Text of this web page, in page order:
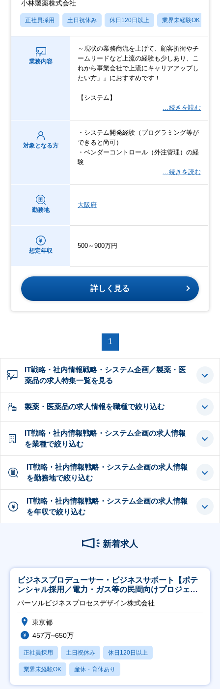
小林製薬株式会社
正社員採用 土日祝休み 休日120日以上 業界未経験OK
業務内容
～現状の業務商流を上げて、顧客折衝やチ
ームリードなど上流の経験も少しあり、こ
れから事業会社で上流にキャリアアップし
たい方」』におすすめです！
【システム】
…続きを読む
対象となる方
・システム開発経験（プログラミング等が
できると尚可）
・ベンダーコントロール（外注管理）の経
験
…続きを読む
勤務地
大阪府
想定年収
500～900万円
詳しく見る
1
IT戦略・社内情報戦略・システム企画／製薬・医
薬品の求人特集一覧を見る
製薬・医薬品の求人情報を職種で絞り込む
IT戦略・社内情報戦略・システム企画の求人情報
を業種で絞り込む
IT戦略・社内情報戦略・システム企画の求人情報
を勤務地で絞り込む
IT戦略・社内情報戦略・システム企画の求人情報
を年収で絞り込む
新着求人
ビジネスプロデューサー・ビジネスサポート【ポテ
ンシャル採用／電力・ガス等の民間向けプロジェク
ト推進】
パーソルビジネスプロセスデザイン株式会社
東京都
457万~650万
正社員採用 土日祝休み 休日120日以上
業界未経験OK 産休・育休あり